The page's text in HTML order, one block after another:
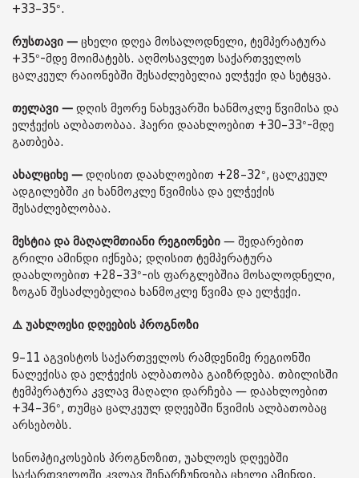
+33–35°.
რუსთავი — ცხელი დღეა მოსალოდნელი, ტემპერატურა
+35°-მდე მოიმატებს. აღმოსავლეთ საქართველოს
ცალკეულ რაიონებში შესაძლებელია ელჭექი და სეტყვა.
თელავი — დღის მეორე ნახევარში ხანმოკლე წვიმისა და
ელჭექის ალბათობაა. ჰაერი დაახლოებით +30–33°-მდე
გათბება.
ახალციხე — დღისით დაახლოებით +28–32°, ცალკეულ
ადგილებში კი ხანმოკლე წვიმისა და ელჭექის
შესაძლებლობაა.
მესტია და მაღალმთიანი რეგიონები — შედარებით
გრილი ამინდი იქნება; დღისით ტემპერატურა
დაახლოებით +28–33°-ის ფარგლებშია მოსალოდნელი,
ზოგან შესაძლებელია ხანმოკლე წვიმა და ელჭექი.
⚠️ უახლოესი დღეების პროგნოზი
9–11 აგვისტოს საქართველოს რამდენიმე რეგიონში
ნალექისა და ელჭექის ალბათობა გაიზრდება. თბილისში
ტემპერატურა კვლავ მაღალი დარჩება — დაახლოებით
+34–36°, თუმცა ცალკეულ დღეებში წვიმის ალბათობაც
არსებობს.
სინოპტიკოსების პროგნოზით, უახლოეს დღეებში
საქართველოში კვლავ შენარჩუნდება ცხელი ამინდი,